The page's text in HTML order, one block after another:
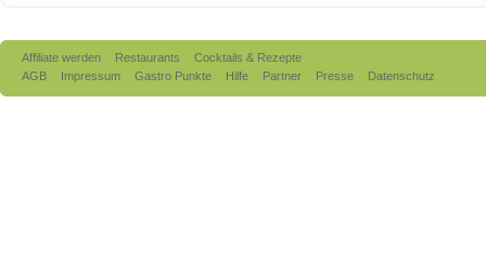
Affiliate werden Restaurants
Cocktails & Rezepte
AGB
Impressum Gastro Punkte Hilfe Partner Presse Datenschutz